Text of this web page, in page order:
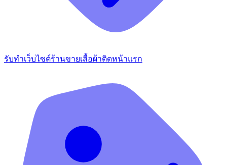
รับทำเว็บไซต์ร้านขายเสื้อผ้าติดหน้าแรก